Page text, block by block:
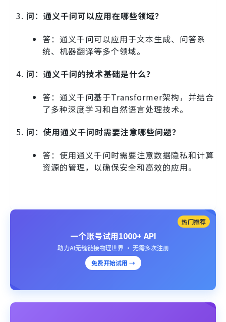
问：通义千问可以应用在哪些领域？
答：通义千问可以应用于文本生成、问答系
统、机器翻译等多个领域。
问：通义千问的技术基础是什么？
答：通义千问基于Transformer架构，并结合
了多种深度学习和自然语言处理技术。
问：使用通义千问时需要注意哪些问题？
答：使用通义千问时需要注意数据隐私和计算
资源的管理，以确保安全和高效的应用。
热门推荐
一个账号试用1000+ API
助力AI无缝链接物理世界 · 无需多次注册
免费开始试用 →